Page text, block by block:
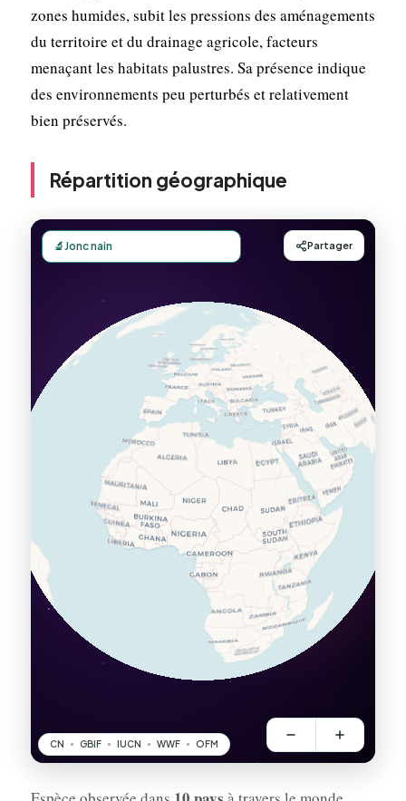
zones humides, subit les pressions des aménagements
du territoire et du drainage agricole, facteurs
menaçant les habitats palustres. Sa présence indique
des environnements peu perturbés et relativement
bien préservés.
Répartition géographique